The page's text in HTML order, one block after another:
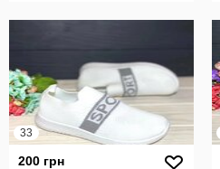
33
200 грн